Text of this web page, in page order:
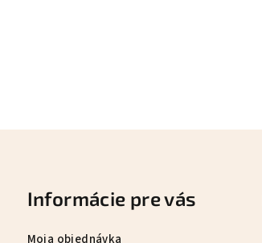
Informácie pre vás
Moja objednávka